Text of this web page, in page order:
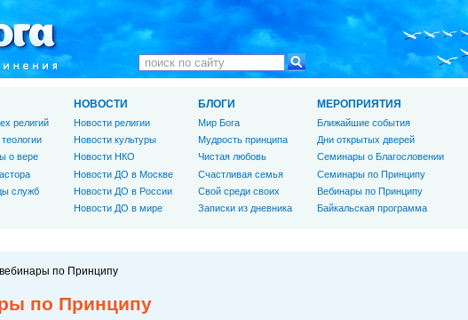
вебинары по Принципу
по Принципу
религий
о вере
служб
НОВОСТИ
Новости религии
Новости культуры
Новости НКО
Новости ДО в Москве
Новости ДО в России
Новости ДО в мире
БЛОГИ
Мир Бога
Мудрость принципа
Чистая любовь
Счастливая семья
Свой среди своих
Записки из дневника
МЕРОПРИЯТИЯ
Ближайшие события
Дни открытых дверей
Семинары о Благословении
Семинары по Принципу
Вебинары по Принципу
Байкальская программа